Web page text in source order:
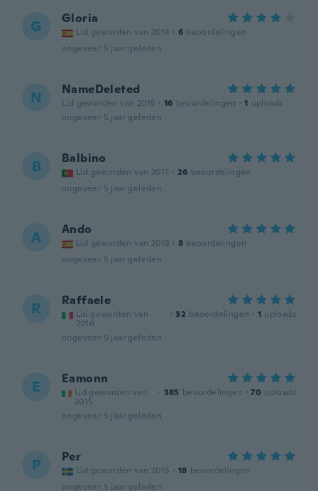
G Gloria
Lid geworden van 2014 · 6 beoordelingen
ongeveer 5 jaar geleden
N NameDeleted
Lid geworden van 2015 · 16 beoordelingen · 1 uploads
ongeveer 5 jaar geleden
B Balbino
Lid geworden van 2017 · 26 beoordelingen
ongeveer 5 jaar geleden
A Ando
Lid geworden van 2018 · 8 beoordelingen
ongeveer 5 jaar geleden
R Raffaele
Lid geworden van
2016
· 32 beoordelingen · 1 uploads
ongeveer 5 jaar geleden
E Eamonn
Lid geworden van
2015
· 385 beoordelingen · 70 uploads
ongeveer 5 jaar geleden
P Per
Lid geworden van 2015 · 18 beoordelingen
ongeveer 5 jaar geleden